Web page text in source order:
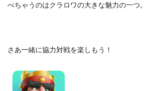
べちゃうのはクラロワの大きな魅力の一つ。
さあ一緒に協力対戦を楽しもう！